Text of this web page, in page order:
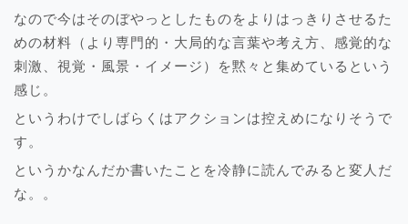
なので今はそのぼやっとしたものをよりはっきりさせるた
めの材料（より専門的・大局的な言葉や考え方、感覚的な
刺激、視覚・風景・イメージ）を黙々と集めているという
感じ。
というわけでしばらくはアクションは控えめになりそうで
す。
というかなんだか書いたことを冷静に読んでみると変人だ
な。。